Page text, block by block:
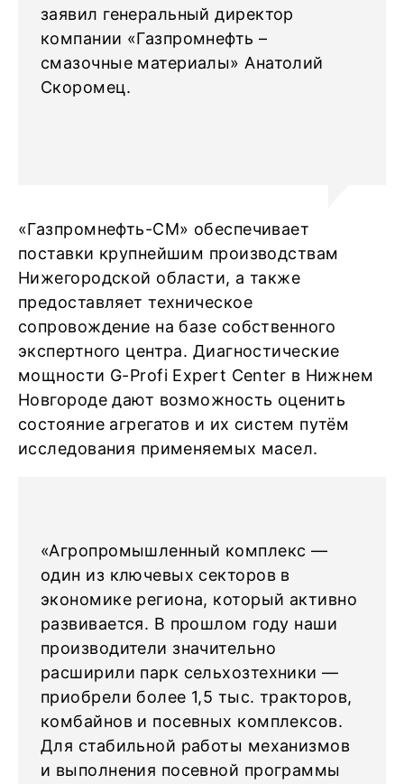
заявил генеральный директор
компании «Газпромнефть –
смазочные материалы» Анатолий
Скоромец.
«Газпромнефть-СМ» обеспечивает
поставки крупнейшим производствам
Нижегородской области, а также
предоставляет техническое
сопровождение на базе собственного
экспертного центра. Диагностические
мощности G-Profi Expert Center в Нижнем
Новгороде дают возможность оценить
состояние агрегатов и их систем путём
исследования применяемых масел.
«Агропромышленный комплекс —
один из ключевых секторов в
экономике региона, который активно
развивается. В прошлом году наши
производители значительно
расширили парк сельхозтехники —
приобрели более 1,5 тыс. тракторов,
комбайнов и посевных комплексов.
Для стабильной работы механизмов
и выполнения посевной программы